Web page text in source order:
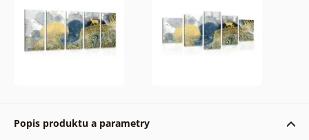
Popis produktu a parametry